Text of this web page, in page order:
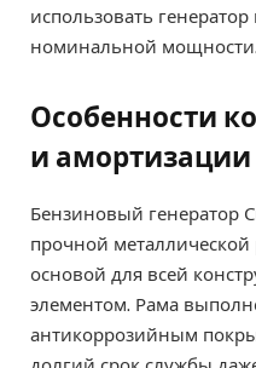
использовать
номинальной мощности.
Особенности
и амортизации
Бензиновый генератор
прочной металлической
основой для всей
элементом. Рама
антикоррозийным